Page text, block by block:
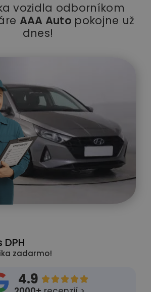
vozidla odborníkom
AAA Auto pokojne už
dnes!
DPH
zadarmo!
4.9 